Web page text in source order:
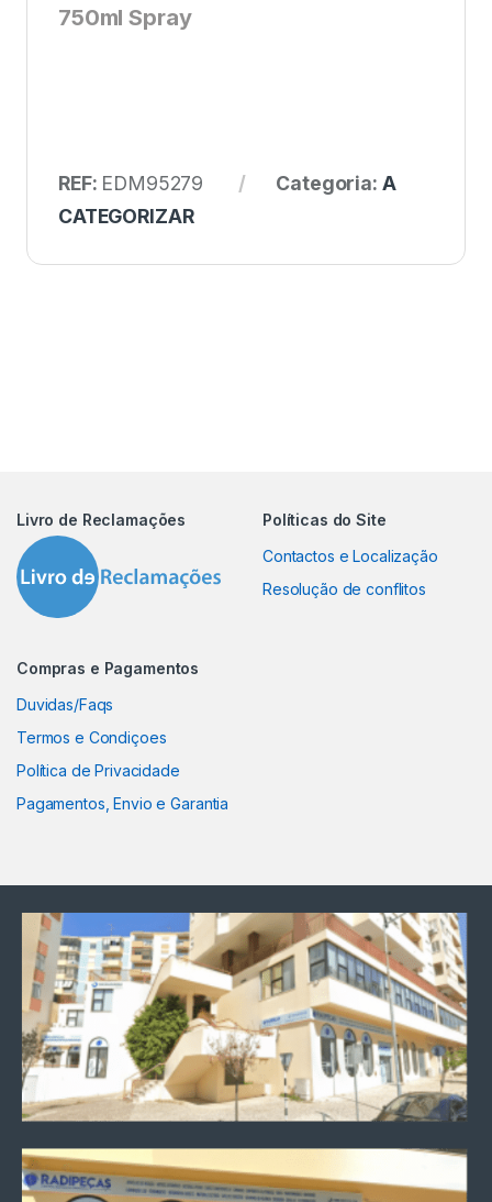
750ml Spray
REF: EDM95279 Categoria: A
CATEGORIZAR
Livro de Reclamações
Políticas do Site
Contactos e Localização
Resolução de conflitos
Compras e Pagamentos
Duvidas/Faqs
Termos e Condiçoes
Política de Privacidade
Pagamentos, Envio e Garantia